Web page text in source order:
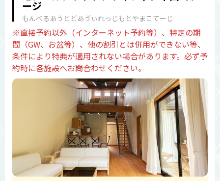
ージ
もんべるあうとどあゔぃれっじもとやまこてーじ
※直接予約以外（インターネット予約等）、特定の期
間（GW、お盆等）、他の割引とは併用ができない等、
条件により特典が適用されない場合があります。必ず予
約時に各施設へお問合わせください。